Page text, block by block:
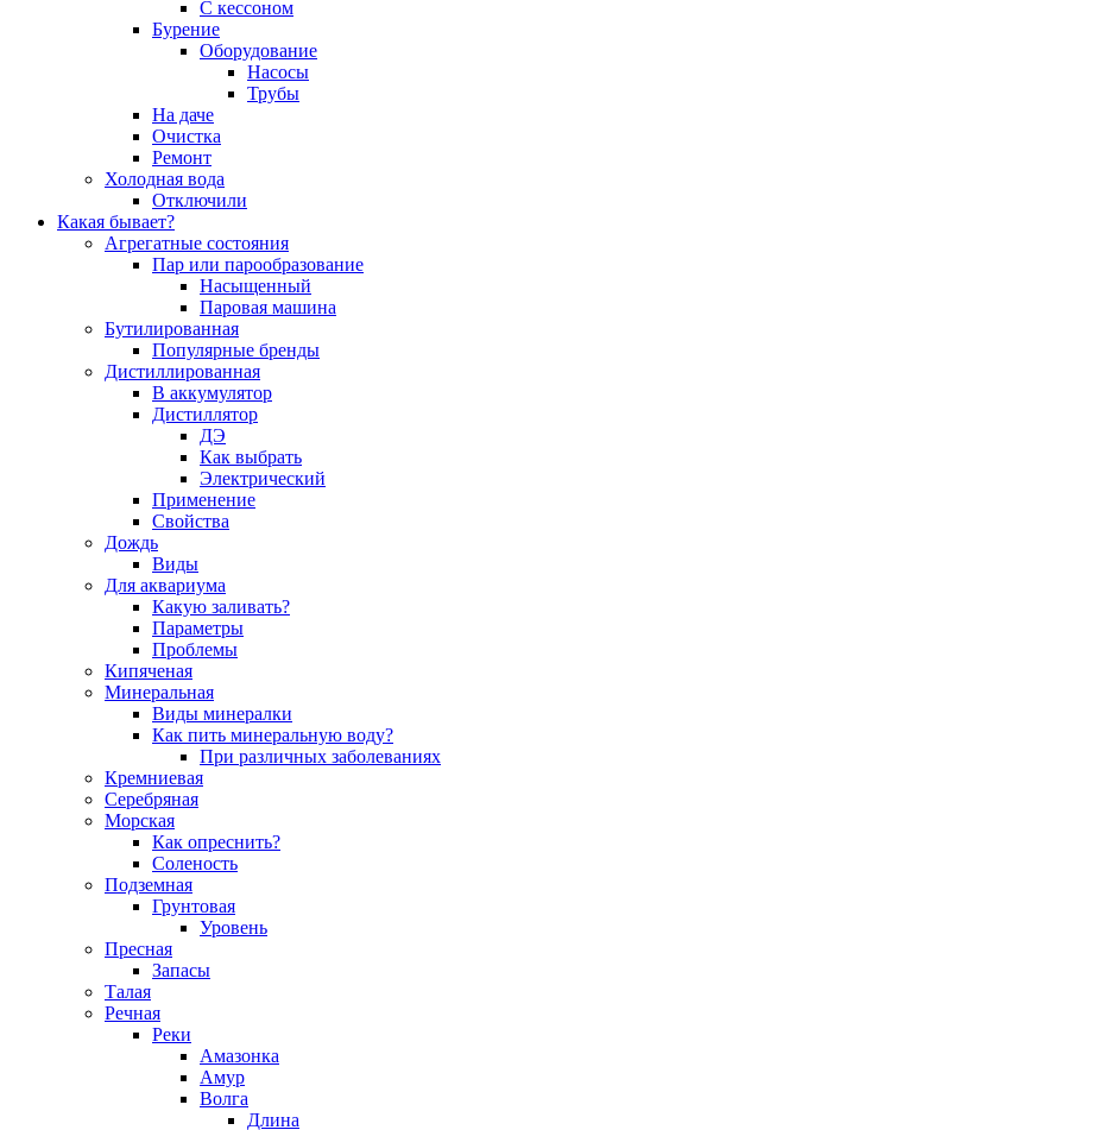
С кессоном
Бурение
Оборудование
Насосы
Трубы
На даче
Очистка
Ремонт
Холодная вода
Отключили
Какая бывает?
Агрегатные состояния
Пар или парообразование
Насыщенный
Паровая машина
Бутилированная
Популярные бренды
Дистиллированная
В аккумулятор
Дистиллятор
ДЭ
Как выбрать
Электрический
Применение
Свойства
Дождь
Виды
Для аквариума
Какую заливать?
Параметры
Проблемы
Кипяченая
Минеральная
Виды минералки
Как пить минеральную воду?
При различных заболеваниях
Кремниевая
Серебряная
Морская
Как опреснить?
Соленость
Подземная
Грунтовая
Уровень
Пресная
Запасы
Талая
Речная
Реки
Амазонка
Амур
Волга
Длина